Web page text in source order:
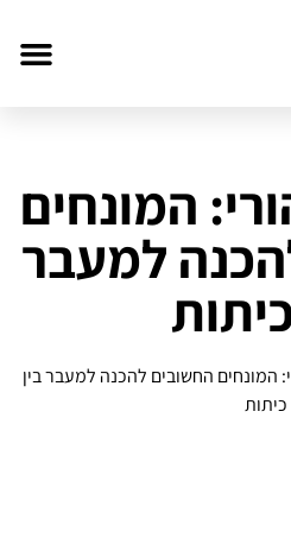
המונחים
למעבר
המונחים החשובים להכנה למעבר בין
כיתות